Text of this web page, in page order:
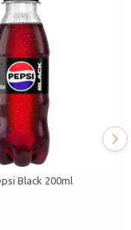
Black 200ml